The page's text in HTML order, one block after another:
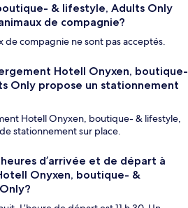
& lifestyle, Adults Only
de compagnie?
de compagnie ne sont pas acceptés.
Hotell Onyxen, boutique-
Only propose un stationnement
Hotell Onyxen, boutique- & lifestyle,
stationnement sur place.
d’arrivée et de départ à
Onyxen, boutique- &